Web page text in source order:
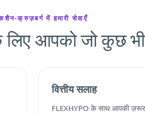
क्रुज़बर्ग में हमारी सेवाएँ
आपको जो कुछ भी
वित्तीय सलाह
FLEXHYPO के साथ आपकी